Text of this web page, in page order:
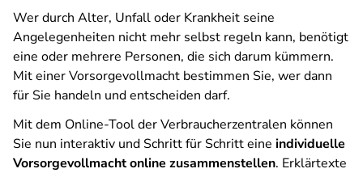
Wer durch Alter, Unfall oder Krankheit seine
Angelegenheiten nicht mehr selbst regeln kann, benötigt
eine oder mehrere Personen, die sich darum kümmern.
Mit einer Vorsorgevollmacht bestimmen Sie, wer dann
für Sie handeln und entscheiden darf.
Mit dem Online-Tool der Verbraucherzentralen können
Sie nun interaktiv und Schritt für Schritt eine individuelle
Vorsorgevollmacht online zusammenstellen. Erklärtexte